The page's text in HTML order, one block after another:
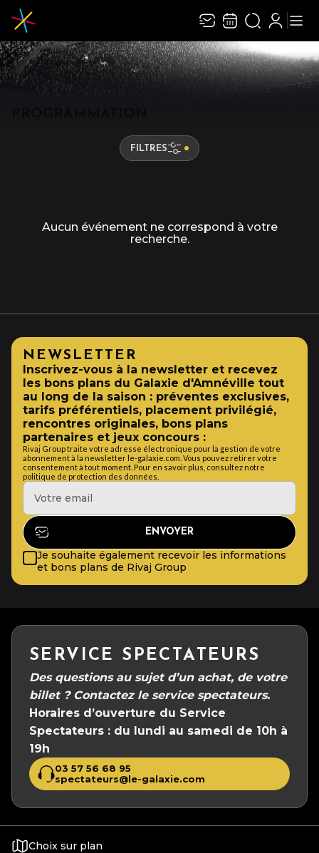
Recevez toute l’actualité en vous abonnant à
notre newsletter :
ENVOYER
FILTRES
Aucun événement ne correspond à votre
recherche.
NEWSLETTER
Inscrivez-vous à la newsletter et recevez
les bons plans du Galaxie d'Amnéville tout
au long de la saison : préventes exclusives,
tarifs préférentiels, placement privilégié,
rencontres originales, bons plans
partenaires et jeux concours :
Rivaj Group traite votre adresse électronique pour la gestion de votre
abonnement à la newsletter le-galaxie.com. Vous pouvez retirer votre
consentement à tout moment. Pour en savoir plus, consultez notre
politique de protection des données.
Je souhaite également recevoir les informations
et bons plans de Rivaj Group
SERVICE SPECTATEURS
Des questions au sujet d’un achat, de votre
billet ? Contactez le service spectateurs.
Horaires d’ouverture du Service
Spectateurs : du lundi au samedi de 10h à
19h
03 57 56 68 95
spectateurs@le-galaxie.com
Choix sur plan